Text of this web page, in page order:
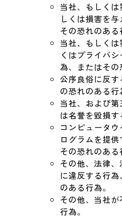
当社、もしく
しくは損害を
その恐れのある
当社、もしく
くはプライバ
為、またはその
公序良俗に反
の恐れのある行
当社、および第
は名誉を毀損す
コンピュータ
ログラムを提
その恐れのある
その他、法律
に違反する行
のある行為。
その他、当社
行為。